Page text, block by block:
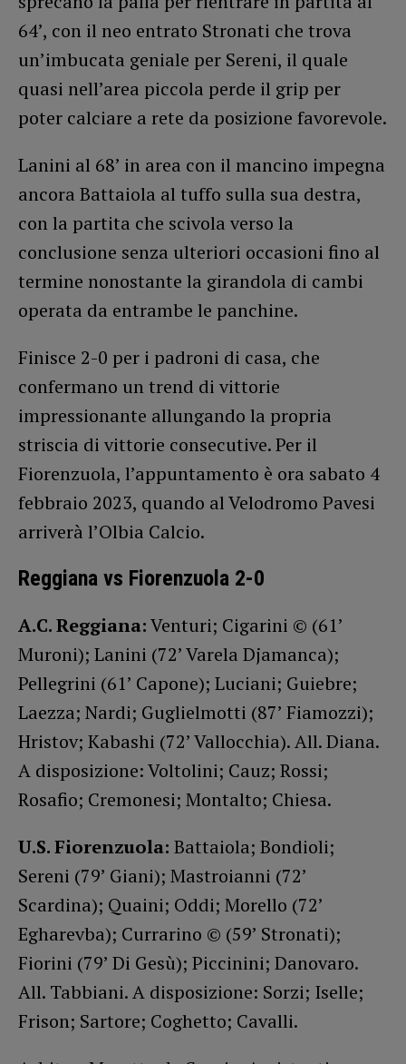
64’, con il neo entrato Stronati che trova
un’imbucata geniale per Sereni, il quale
quasi nell’area piccola perde il grip per
poter calciare a rete da posizione favorevole.
Lanini al 68’ in area con il mancino impegna
ancora Battaiola al tuffo sulla sua destra,
con la partita che scivola verso la
conclusione senza ulteriori occasioni fino al
termine nonostante la girandola di cambi
operata da entrambe le panchine.
Finisce 2-0 per i padroni di casa, che
confermano un trend di vittorie
impressionante allungando la propria
striscia di vittorie consecutive. Per il
Fiorenzuola, l’appuntamento è ora sabato 4
febbraio 2023, quando al Velodromo Pavesi
arriverà l’Olbia Calcio.
Reggiana vs Fiorenzuola 2-0
A.C. Reggiana:Venturi; Cigarini © (61’
Muroni); Lanini (72’ Varela Djamanca);
Pellegrini (61’ Capone); Luciani; Guiebre;
Laezza; Nardi; Guglielmotti (87’ Fiamozzi);
Hristov; Kabashi (72’ Vallocchia). All. Diana.
A disposizione: Voltolini; Cauz; Rossi;
Rosafio; Cremonesi; Montalto; Chiesa.
U.S. Fiorenzuola: Battaiola; Bondioli;
Sereni (79’ Giani); Mastroianni (72’
Scardina); Quaini; Oddi; Morello (72’
Egharevba); Currarino © (59’ Stronati);
Fiorini (79’ Di Gesù); Piccinini; Danovaro.
All. Tabbiani. A disposizione: Sorzi; Iselle;
Frison; Sartore; Coghetto; Cavalli.